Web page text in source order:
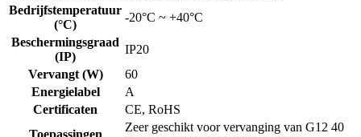
Bedrijfstemperatuur
(°C)
-20°C ~ +40°C
Beschermingsgraad
(IP)
IP20
Vervangt (W)
60
Energielabel
A
Certificaten
CE, RoHS
Toepassingen
Zeer geschikt voor vervanging van G12 40